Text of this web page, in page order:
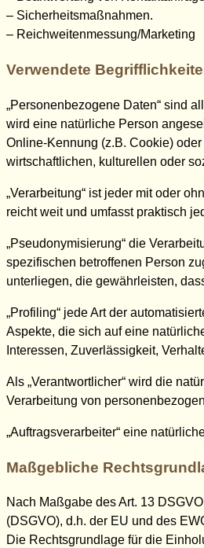
– Sicherheitsmaßnahmen.
– Reichweitenmessung/Marketing
Verwendete
„Personenbezogene Daten“ sind
wird eine natürliche Person
Online-Kennung (z.B. Cookie)
wirtschaftlichen, kulturellen oder
„Verarbeitung“ ist jeder mit oder
reicht weit und umfasst praktisch
„Pseudonymisierung“ die
spezifischen betroffenen Person
unterliegen, die gewährleisten,
„Profiling“ jede Art der
Aspekte, die sich auf eine
Interessen, Zuverlässigkeit,
Als „Verantwortlicher“ wird die
Verarbeitung von
„Auftragsverarbeiter“ eine
Maßgebliche
Nach Maßgabe des Art. 13
(DSGVO), d.h. der EU und des
Die Rechtsgrundlage für die